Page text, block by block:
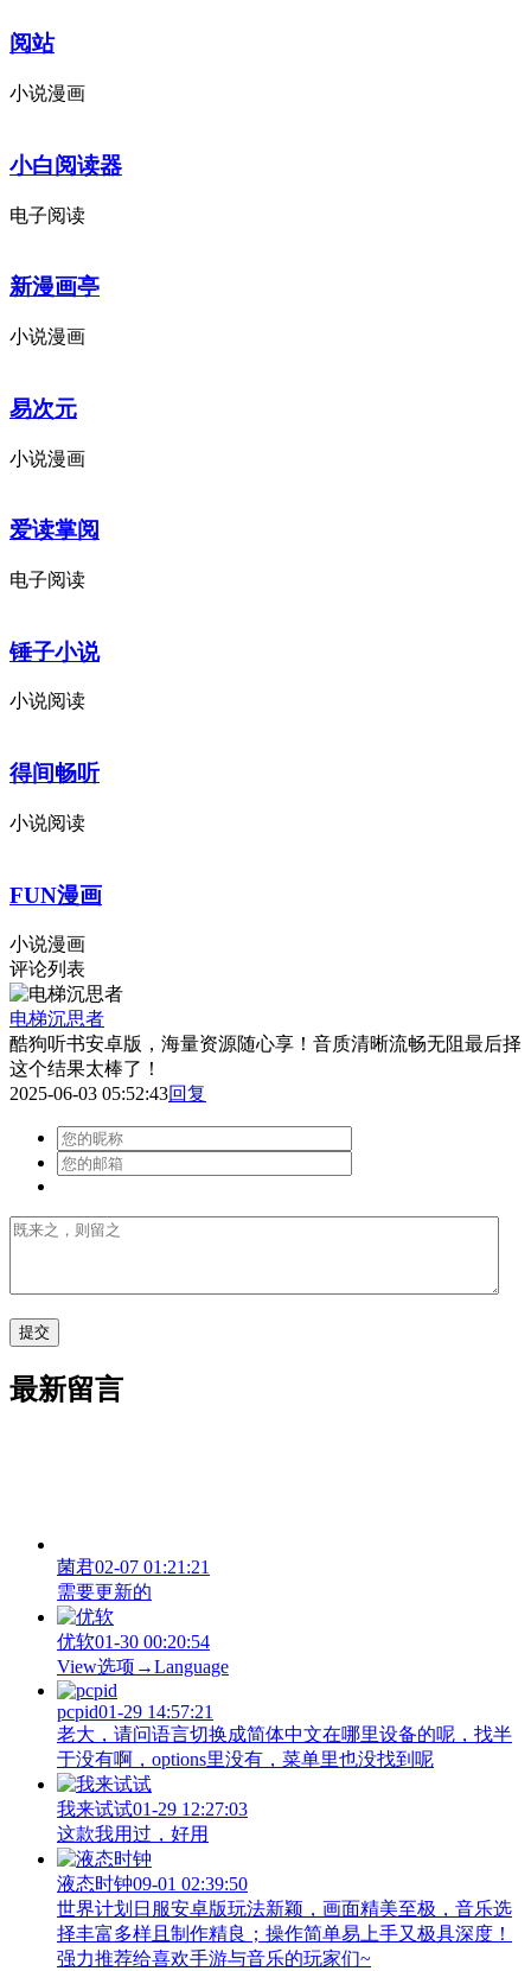
阅站
小说漫画
小白阅读器
电子阅读
新漫画亭
小说漫画
易次元
小说漫画
爱读掌阅
电子阅读
锤子小说
小说阅读
得间畅听
小说阅读
FUN漫画
小说漫画
评论列表
电梯沉思者
酷狗听书安卓版，海量资源随心享！音质清晰流畅无阻最后择
这个结果太棒了！
2025-06-03 05:52:43回复
最新留言
菌君02-07 01:21:21
需要更新的
优软01-30 00:20:54
View‌选项→Language
pcpid01-29 14:57:21
老大，请问语言切换成简体中文在哪里设备的呢，找半
于没有啊，options里没有，菜单里也没找到呢
我来试试01-29 12:27:03
这款我用过，好用
液态时钟09-01 02:39:50
世界计划日服安卓版玩法新颖，画面精美至极，音乐选
择丰富多样且制作精良；操作简单易上手又极具深度！
强力推荐给喜欢手游与音乐的玩家们~